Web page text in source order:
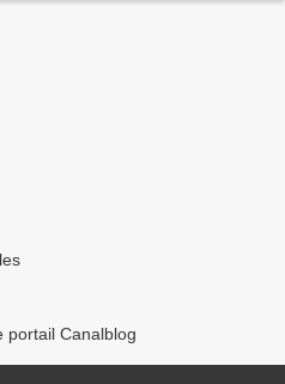
portail Canalblog